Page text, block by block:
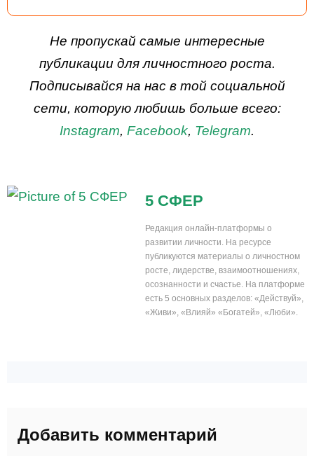
Не пропускай самые интересные
публикации для личностного роста.
Подписывайся на нас в той социальной
сети, которую любишь больше всего:
Instagram, Facebook, Telegram.
5 СФЕР
Редакция онлайн-платформы о
развитии личности. На ресурсе
публикуются материалы о личностном
росте, лидерстве, взаимоотношениях,
осознанности и счастье. На платформе
есть 5 основных разделов: «Действуй»,
«Живи», «Влияй» «Богатей», «Люби».
Добавить комментарий